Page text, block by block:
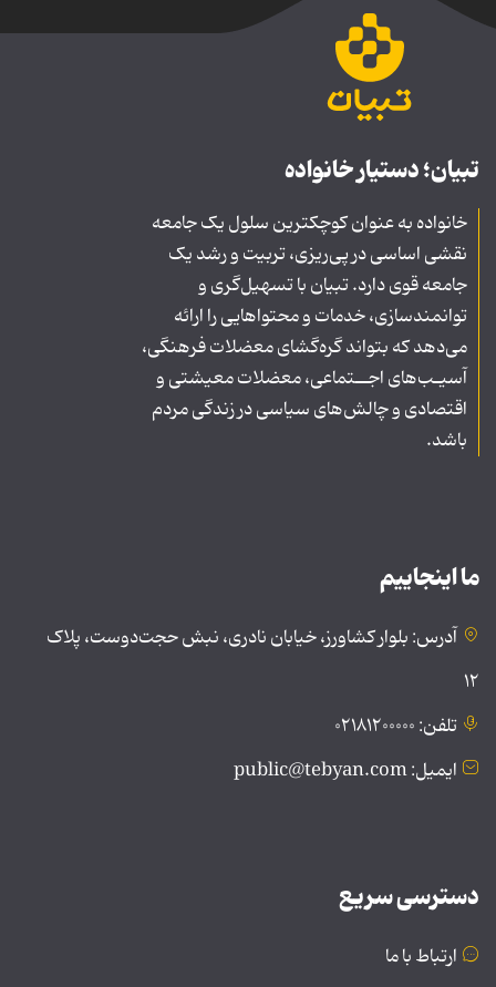
تبیان؛ دستیار خانواده
خانواده به عنوان کوچکترین سلول یک جامعه
نقشی اساسی در پی‌ریزی، تربیت و رشد یک
جامعه قوی دارد. تبیان با تسهیل‌گری و
توانمندسازی، خدمات و محتواهایی را ارائه
می‌دهد که بتواند گره‌گشای معضلات فرهنگی،
آسیـب‌های اجــتماعی، معضلات معیشتی و
اقتصادی و چالش‌های سیاسی در زندگی مردم
باشد.
ما اینجاییم
آدرس: بلوار کشاورز، خیابان نادری، نبش حجت‌دوست، پلاک
۱۲
تلفن: ۰۲۱۸۱۲۰۰۰۰۰
ایمیل: public@tebyan.com
دسترسی سریع
ارتباط با ما